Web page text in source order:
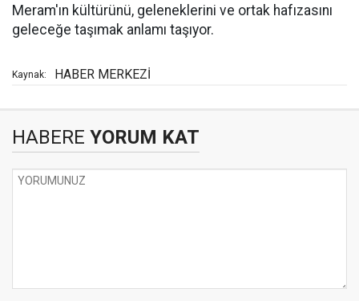
Meram'ın kültürünü, geleneklerini ve ortak hafızasını
geleceğe taşımak anlamı taşıyor.
Kaynak: HABER MERKEZİ
HABERE YORUM KAT